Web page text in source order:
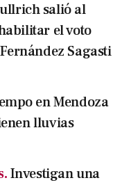
salió al
el voto
Sagasti
en Mendoza
lluvias
Investigan una